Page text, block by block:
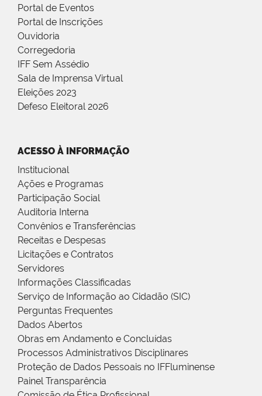
Portal de Eventos
Portal de Inscrições
Ouvidoria
Corregedoria
IFF Sem Assédio
Sala de Imprensa Virtual
Eleições 2023
Defeso Eleitoral 2026
ACESSO À INFORMAÇÃO
Institucional
Ações e Programas
Participação Social
Auditoria Interna
Convênios e Transferências
Receitas e Despesas
Licitações e Contratos
Servidores
Informações Classificadas
Serviço de Informação ao Cidadão (SIC)
Perguntas Frequentes
Dados Abertos
Obras em Andamento e Concluídas
Processos Administrativos Disciplinares
Proteção de Dados Pessoais no IFFluminense
Painel Transparência